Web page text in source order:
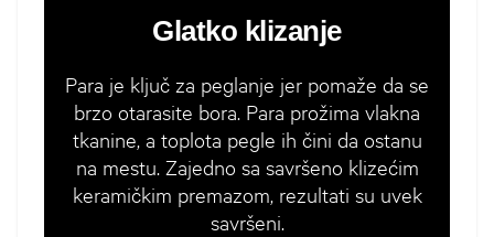
Glatko klizanje
Para je ključ za peglanje jer pomaže da se
brzo otarasite bora. Para prožima vlakna
tkanine, a toplota pegle ih čini da ostanu
na mestu. Zajedno sa savršeno klizećim
keramičkim premazom, rezultati su uvek
savršeni.